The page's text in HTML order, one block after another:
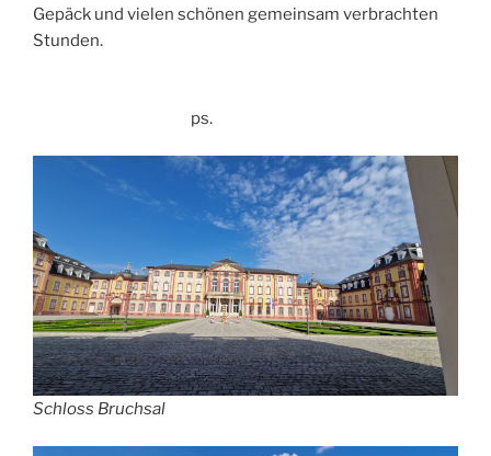
Gepäck und vielen schönen gemeinsam verbrachten
Stunden.
ps.
Schloss Bruchsal